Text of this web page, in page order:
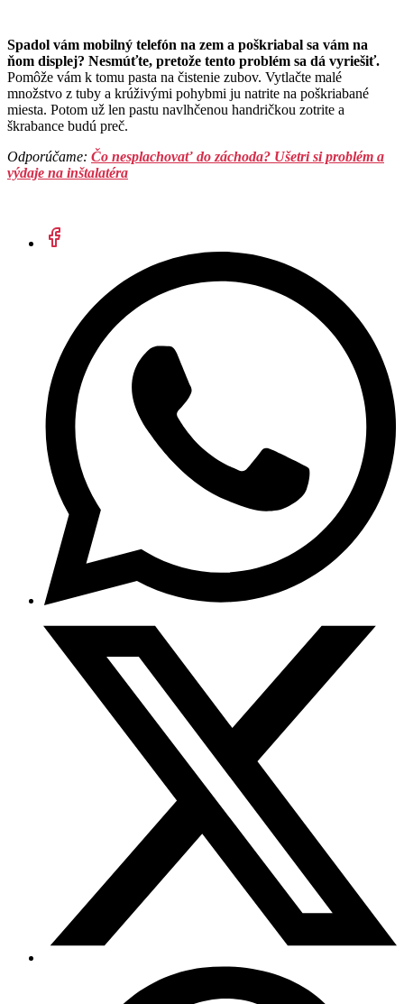
Spadol vám mobilný telefón na zem a poškriabal sa vám na
ňom displej? Nesmúťte, pretože tento problém sa dá vyriešiť.
Pomôže vám k tomu pasta na čistenie zubov. Vytlačte malé
množstvo z tuby a krúživými pohybmi ju natrite na poškriabané
miesta. Potom už len pastu navlhčenou handričkou zotrite a
škrabance budú preč.
Odporúčame: Čo nesplachovať do záchoda? Ušetri si problém a
výdaje na inštalatéra